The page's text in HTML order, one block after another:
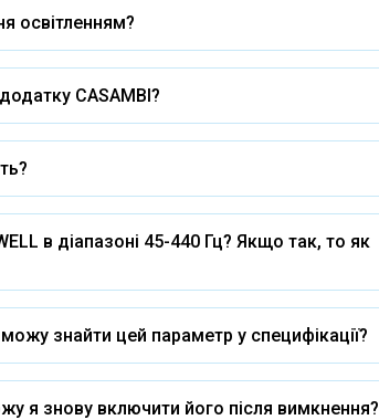
освітленням?
CASAMBI?
в діапазоні 45-440 Гц? Якщо так, то як
знайти цей параметр у специфікації?
я знову включити його після вимкнення?